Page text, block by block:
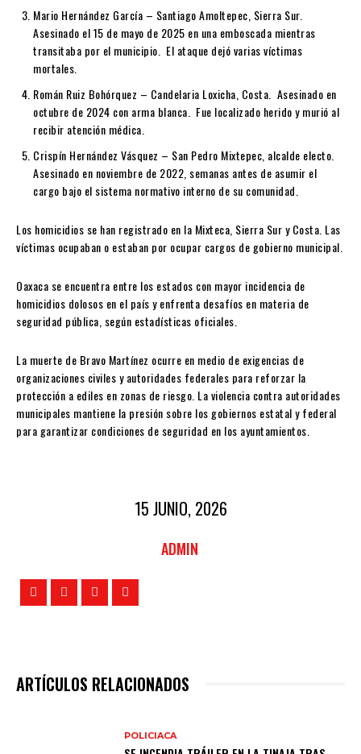
Mario Hernández García – Santiago Amoltepec, Sierra Sur.
Asesinado el 15 de mayo de 2025 en una emboscada mientras
transitaba por el municipio. El ataque dejó varias víctimas
mortales.
Román Ruiz Bohórquez – Candelaria Loxicha, Costa. Asesinado en
octubre de 2024 con arma blanca. Fue localizado herido y murió al
recibir atención médica.
Crispín Hernández Vásquez – San Pedro Mixtepec, alcalde electo.
Asesinado en noviembre de 2022, semanas antes de asumir el
cargo bajo el sistema normativo interno de su comunidad.
Los homicidios se han registrado en la Mixteca, Sierra Sur y Costa. Las
víctimas ocupaban o estaban por ocupar cargos de gobierno municipal.
Oaxaca se encuentra entre los estados con mayor incidencia de
homicidios dolosos en el país y enfrenta desafíos en materia de
seguridad pública, según estadísticas oficiales.
La muerte de Bravo Martínez ocurre en medio de exigencias de
organizaciones civiles y autoridades federales para reforzar la
protección a ediles en zonas de riesgo. La violencia contra autoridades
municipales mantiene la presión sobre los gobiernos estatal y federal
para garantizar condiciones de seguridad en los ayuntamientos.
15 JUNIO, 2026
ADMIN
ARTÍCULOS RELACIONADOS
POLICIACA